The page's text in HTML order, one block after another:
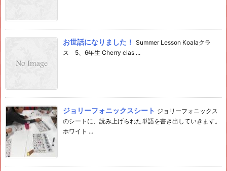
お世話になりました！ Summer Lesson Koalaクラ
ス 5、6年生 Cherry clas ...
ジョリーフォニックスシート ジョリーフォニックス
のシートに、読み上げられた単語を書き出していきます。
ホワイト ...